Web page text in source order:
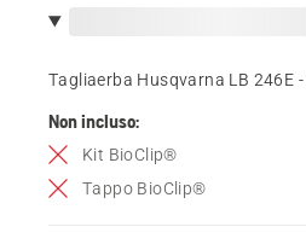
Tagliaerba Husqvarna LB 246E -
Non incluso:
Kit BioClip®
Tappo BioClip®